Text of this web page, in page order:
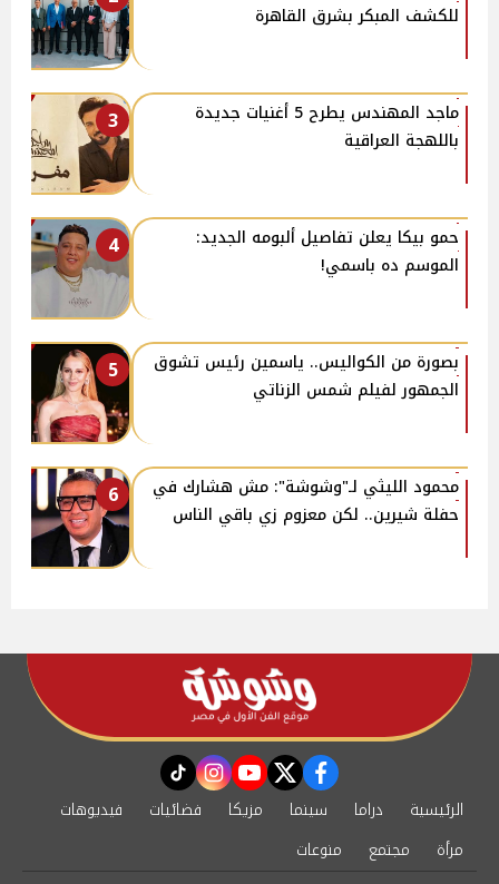
للكشف المبكر بشرق القاهرة
3
ماجد المهندس يطرح 5 أغنيات جديدة
باللهجة العراقية
4
حمو بيكا يعلن تفاصيل ألبومه الجديد:
الموسم ده باسمي!
5
بصورة من الكواليس.. ياسمين رئيس تشوق
الجمهور لفيلم شمس الزناتي
6
محمود الليثي لـ"وشوشة": مش هشارك في
حفلة شيرين.. لكن معزوم زي باقي الناس
facebook
twitter
youtube
instagram
tiktok
الرئيسية دراما سينما مزيكا فضائيات
فيديوهات
مرأة
مجتمع منوعات